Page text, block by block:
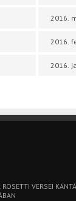
2016.
2016.
2016.
ROSETTI VERSEI